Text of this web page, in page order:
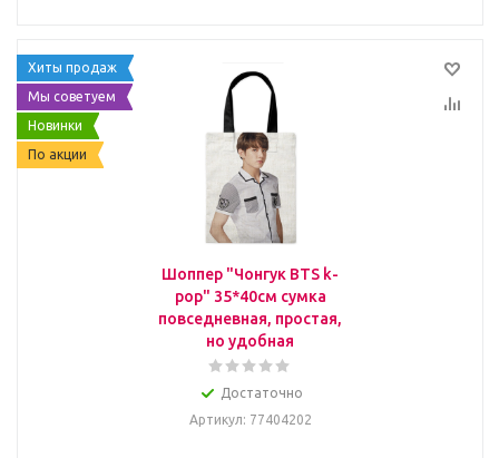
Хиты продаж
Мы советуем
Новинки
По акции
Шоппер "Чонгук BTS k-
pop" 35*40см сумка
повседневная, простая,
но удобная
Достаточно
Артикул: 77404202